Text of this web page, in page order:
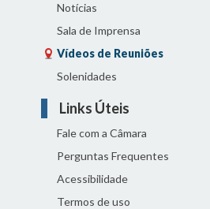
Notícias
Sala de Imprensa
Vídeos de Reuniões
Solenidades
Links Úteis
Fale com a Câmara
Perguntas Frequentes
Acessibilidade
Termos de uso